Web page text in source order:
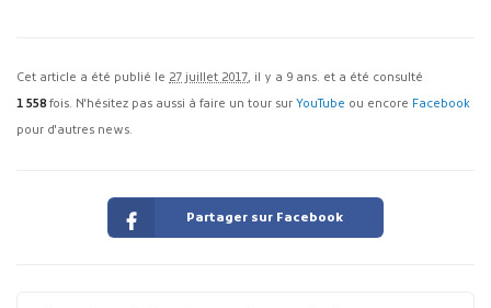
Cet article a été publié le 27 juillet 2017, il y a 9 ans. et a été consulté
1 558 fois. N'hésitez pas aussi à faire un tour sur YouTube ou encore Facebook
pour d'autres news.
Partager sur Facebook